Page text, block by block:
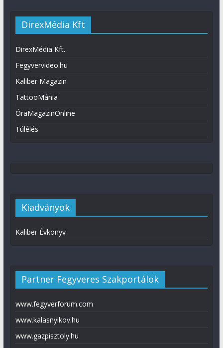
DirexMédia Kft
DirexMédia Kft.
Fegyvervideo.hu
Kaliber Magazin
TattooMánia
ÓraMagazinOnline
Túlélés
Kiadványok
Kaliber Évkönyv
Partner Fegyveres Szakportálok
www.fegyverforum.com
www.kalasnyikov.hu
www.gazpisztoly.hu